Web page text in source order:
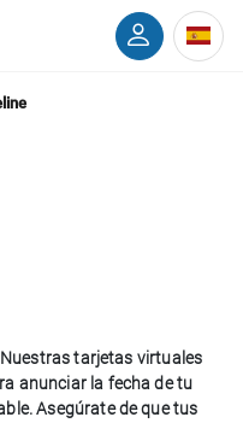
tarjetas virtuales
anunciar la fecha de tu
Asegúrate de que tus